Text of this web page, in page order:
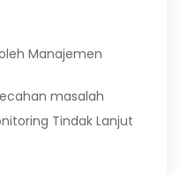
Manajemen
masalah
Tindak Lanjut